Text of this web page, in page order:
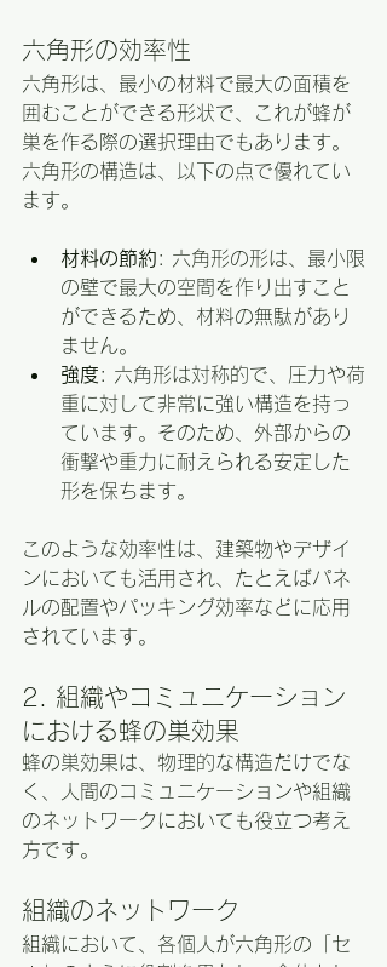
六角形の効率性
六角形は、最小の材料で最大の面積を
囲むことができる形状で、これが蜂が
巣を作る際の選択理由でもあります。
六角形の構造は、以下の点で優れてい
ます。
材料の節約: 六角形の形は、最小限
の壁で最大の空間を作り出すこと
ができるため、材料の無駄があり
ません。
強度: 六角形は対称的で、圧力や荷
重に対して非常に強い構造を持っ
ています。そのため、外部からの
衝撃や重力に耐えられる安定した
形を保ちます。
このような効率性は、建築物やデザイ
ンにおいても活用され、たとえばパネ
ルの配置やパッキング効率などに応用
されています。
2. 組織やコミュニケーション
における蜂の巣効果
蜂の巣効果は、物理的な構造だけでな
く、人間のコミュニケーションや組織
のネットワークにおいても役立つ考え
方です。
組織のネットワーク
組織において、各個人が六角形の「セ